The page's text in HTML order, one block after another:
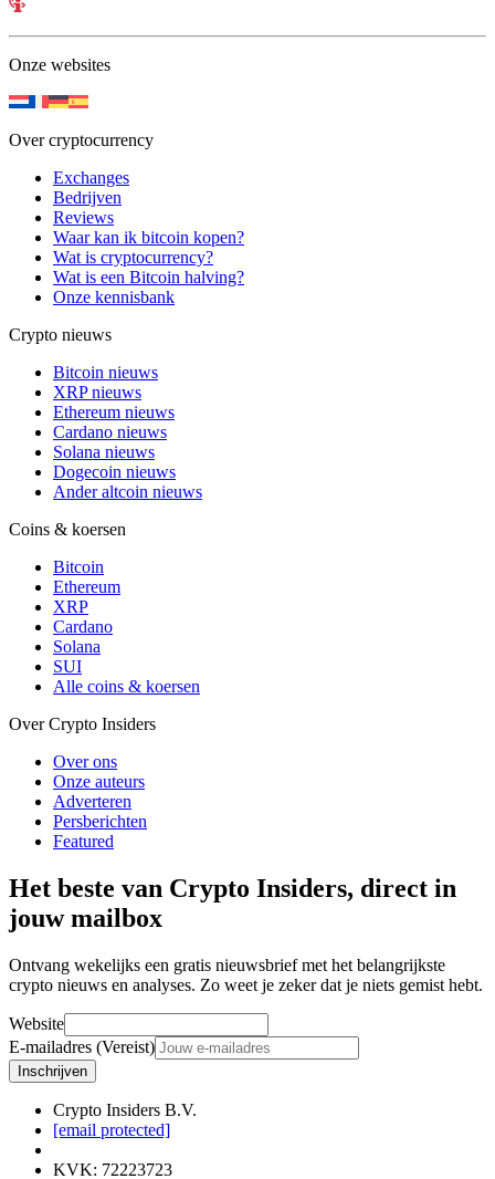
Onze websites
Over cryptocurrency
Exchanges
Bedrijven
Reviews
Waar kan ik bitcoin kopen?
Wat is cryptocurrency?
Wat is een Bitcoin halving?
Onze kennisbank
Crypto nieuws
Bitcoin nieuws
XRP nieuws
Ethereum nieuws
Cardano nieuws
Solana nieuws
Dogecoin nieuws
Ander altcoin nieuws
Coins & koersen
Bitcoin
Ethereum
XRP
Cardano
Solana
SUI
Alle coins & koersen
Over Crypto Insiders
Over ons
Onze auteurs
Adverteren
Persberichten
Featured
Het beste van Crypto Insiders, direct in
jouw mailbox
Ontvang wekelijks een gratis nieuwsbrief met het belangrijkste
crypto nieuws en analyses. Zo weet je zeker dat je niets gemist hebt.
Website
E-mailadres (Vereist)
Inschrijven
Crypto Insiders B.V.
[email protected]
KVK: 72223723